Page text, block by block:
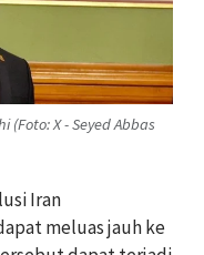
X - Seyed Abbas
Iran
meluas jauh ke